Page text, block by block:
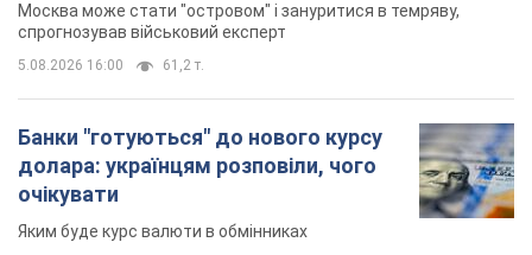
Москва може стати "островом" і зануритися в темряву,
спрогнозував військовий експерт
5.08.2026 16:00 61,2 т.
Банки "готуються" до нового курсу
долара: українцям розповіли, чого
очікувати
Яким буде курс валюти в обмінниках